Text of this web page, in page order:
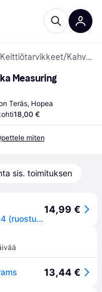
Keittiötarvikkeet/ Kahvilusikat
Measuring
Teräs, Hopea
18,00 €
miten
sis. toimituksen
Moccamaster kahvilusikka MA2-004 (ruostumaton teräs)
14,99 €
13,44 €